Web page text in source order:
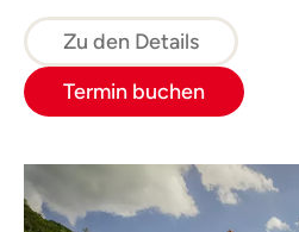
Zu den Details
Termin buchen